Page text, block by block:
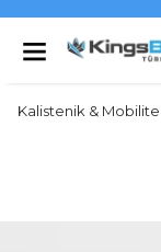
Kalistenik & Mobilite